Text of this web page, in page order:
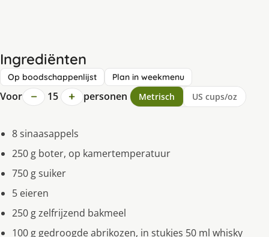
Ingrediënten
Op boodschappenlijst Plan in weekmenu
Voor − 15 + personen Metrisch US cups/oz
8 sinaasappels
250 g boter, op kamertemperatuur
750 g suiker
5 eieren
250 g zelfrijzend bakmeel
100 g gedroogde abrikozen, in stukjes 50 ml whisky